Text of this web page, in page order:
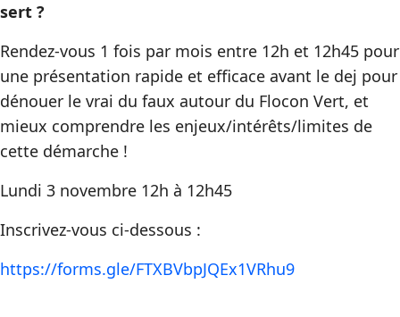
sert ?
Rendez-vous 1 fois par mois entre 12h et 12h45 pour
une présentation rapide et efficace avant le dej pour
dénouer le vrai du faux autour du Flocon Vert, et
mieux comprendre les enjeux/intérêts/limites de
cette démarche !
Lundi 3 novembre 12h à 12h45
Inscrivez-vous ci-dessous :
https://forms.gle/FTXBVbpJQEx1VRhu9